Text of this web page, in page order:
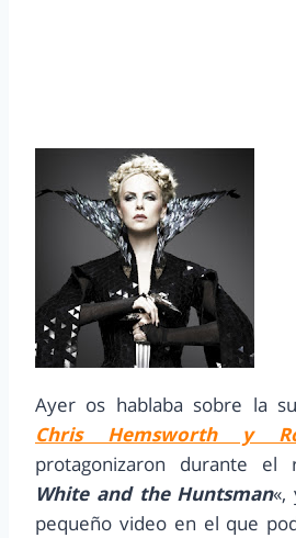
Ayer os hablaba sobre la
Chris Hemsworth y
protagonizaron durante el
White and the Huntsman«,
pequeño video en el que